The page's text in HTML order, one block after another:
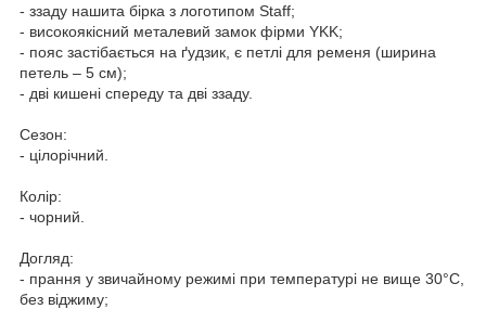
- ззаду нашита бірка з логотипом Staff;
- високоякісний металевий замок фірми YKK;
- пояс застібається на ґудзик, є петлі для ременя (ширина
петель – 5 см);
- дві кишені спереду та дві ззаду.
Сезон:
- цілорічний.
Колір:
- чорний.
Догляд:
- прання у звичайному режимі при температурі не вище 30°C,
без віджиму;